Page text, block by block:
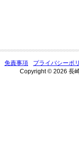
免責事項
プライバシーポ
Copyright © 2026 長